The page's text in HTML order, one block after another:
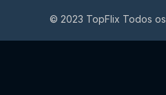
© 2023 TopFlix Todos